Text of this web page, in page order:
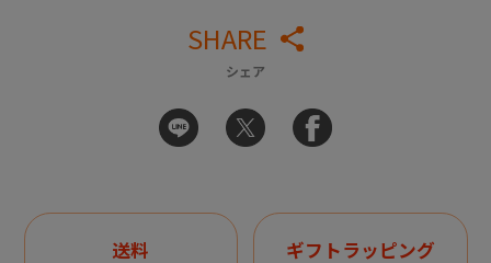
SHARE
シェア
送料 ギフトラッピング